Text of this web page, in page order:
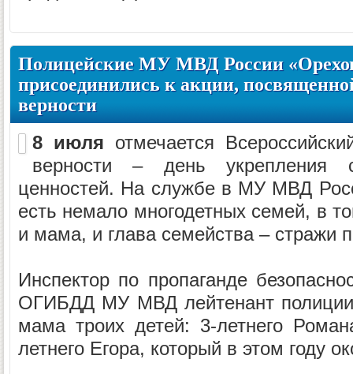
Полицейские МУ МВД России
присоединились к акции,
верности
8 июля отмечается
верности – день укрепления
ценностей. На службе в МУ МВД
есть немало многодетных семей, в
и мама, и глава семейства – стражи
Инспектор по пропаганде
ОГИБДД МУ МВД лейтенант
мама троих детей: 3-летнего
летнего Егора, который в этом году